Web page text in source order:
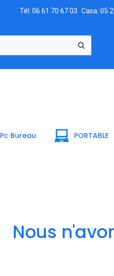
Tél: 06 61 70 67 03 Casa: 05
Pc Bureau PORTABLE
Nous